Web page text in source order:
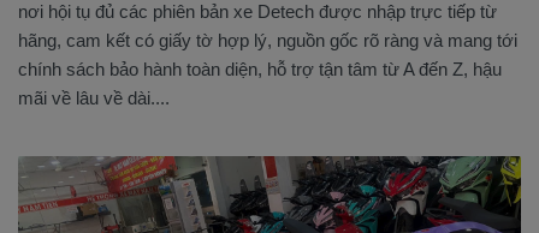
nơi hội tụ đủ các phiên bản xe Detech được nhập trực tiếp từ
hãng, cam kết có giấy tờ hợp lý, nguồn gốc rõ ràng và mang tới
chính sách bảo hành toàn diện, hỗ trợ tận tâm từ A đến Z, hậu
mãi về lâu về dài....